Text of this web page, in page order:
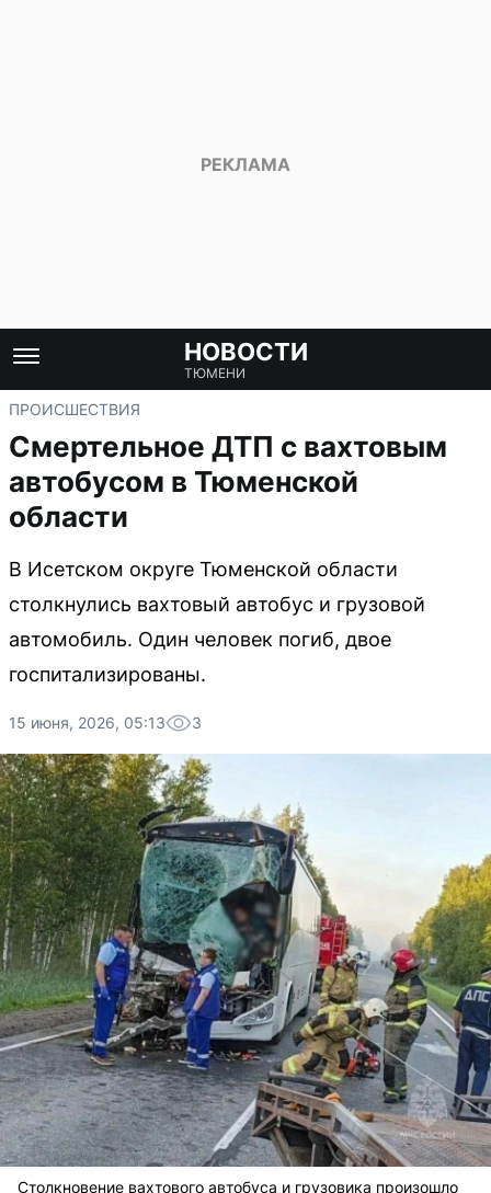
НОВОСТИ
ТЮМЕНИ
ПРОИСШЕСТВИЯ
Смертельное ДТП с вахтовым
автобусом в Тюменской
области
В Исетском округе Тюменской области
столкнулись вахтовый автобус и грузовой
автомобиль. Один человек погиб, двое
госпитализированы.
15 июня, 2026, 05:13 3
Столкновение вахтового автобуса и грузовика произошло